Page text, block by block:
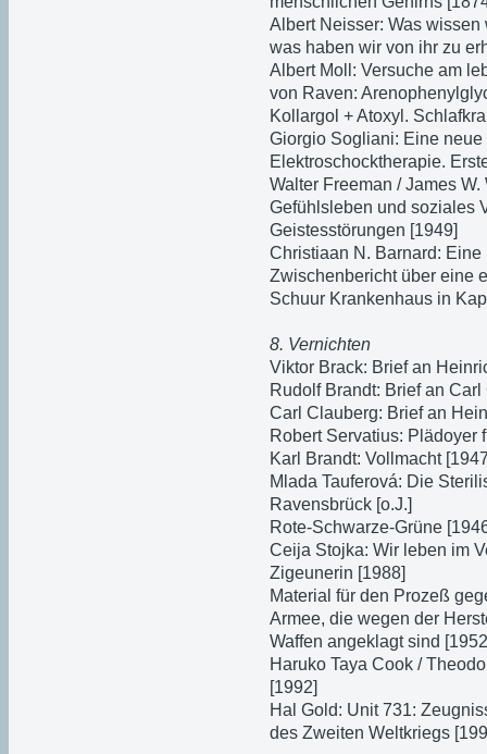
Albert Neisser: Was
was haben wir von ihr zu
Albert Moll: Versuche am
von Raven:
Kollargol + Atoxyl.
Giorgio Sogliani: Eine
Elektroschocktherapie.
Walter Freeman / James
Gefühlsleben und soziales
Geistesstörungen [1949]
Christiaan N. Barnard:
Zwischenbericht über eine
Schuur Krankenhaus in
8. Vernichten
Viktor Brack: Brief an
Rudolf Brandt: Brief an
Carl Clauberg: Brief an
Robert Servatius: Plädoyer
Karl Brandt: Vollmacht
Mlada Tauferová: Die
Ravensbrück [o.J.]
Rote-Schwarze-Grüne
Ceija Stojka: Wir leben im
Zigeunerin [1988]
Material für den Prozeß
Armee, die wegen der
Waffen angeklagt sind
Haruko Taya Cook /
[1992]
Hal Gold: Unit 731:
des Zweiten Weltkriegs